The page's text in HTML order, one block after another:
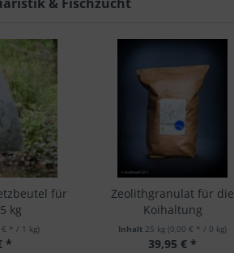
für
kg
€ * / 1 kg)
*
Zeolithgranulat für die
Koihaltung
Inhalt 25 kg (0,00 € * / 0 kg)
39,95 € *